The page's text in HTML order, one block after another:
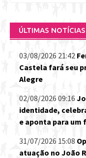
ÚLTIMAS NOTÍCIAS
03/08/2026 21:42
Castela fará seu
Alegre
02/08/2026 09:16
identidade,
e aponta para
31/07/2026 15:08
atuação no João